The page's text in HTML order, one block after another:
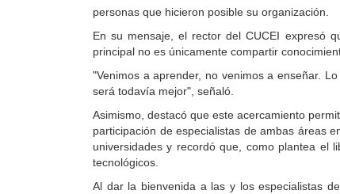
personas que hicieron posible su organización.
En su mensaje, el rector del CUCEI expresó
principal no es únicamente compartir
"Venimos a aprender, no venimos a enseñar.
será todavía mejor", señaló.
Asimismo, destacó que este acercamiento
participación de especialistas de ambas áreas
universidades y recordó que, como plantea el
tecnológicos.
Al dar la bienvenida a las y los especialistas